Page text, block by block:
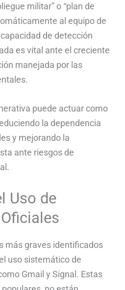
militar” o “plan de
al equipo de
de detección
es vital ante el creciente
manejada por las
puede actuar como
la dependencia
y mejorando la
ante riesgos de
Uso de
más graves identificados
uso sistemático de
Gmail y Signal. Estas